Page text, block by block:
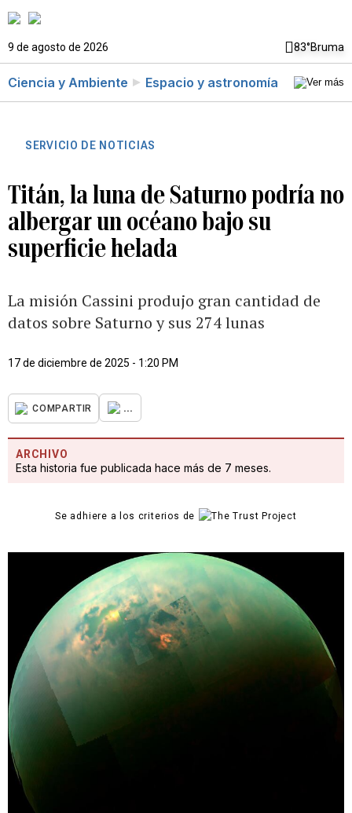
9 de agosto de 2026 83°Bruma
Ciencia y Ambiente Espacio y astronomía
SERVICIO DE NOTICIAS
Titán, la luna de Saturno podría no
albergar un océano bajo su
superficie helada
La misión Cassini produjo gran cantidad de
datos sobre Saturno y sus 274 lunas
17 de diciembre de 2025 - 1:20 PM
COMPARTIR ...
ARCHIVO
Esta historia fue publicada hace más de 7 meses.
Se adhiere a los criterios de